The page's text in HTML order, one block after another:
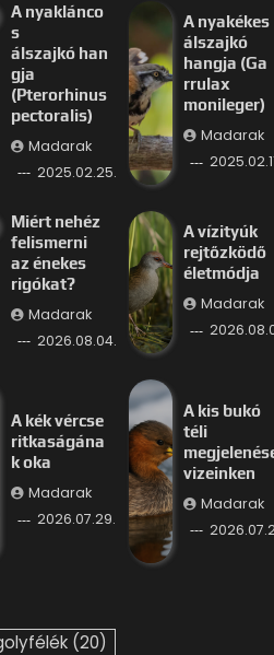
A nyaklánco
s
álszajkó han
gja
(Pterorhinus
pectoralis)
Madarak
2025.02.25.
A nyakékes
álszajkó
hangja (Ga
rrulax
monileger)
Madarak
Miért nehéz
felismerni
az énekes
rigókat?
Madarak
2026.08.04.
A vízityúk
rejtőzködő
életmódja
Madarak
A kék vércse
ritkaságána
k oka
Madarak
2026.07.29.
A kis bukó
téli
vizeinken
Madarak
(20)